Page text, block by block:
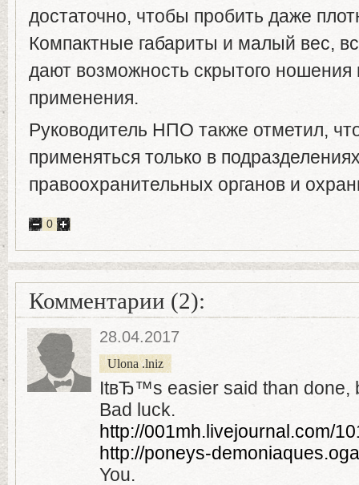
достаточно, чтобы пробить даже
Компактные габариты и малый вес,
дают возможность скрытого ношения
применения.
Руководитель НПО также отметил,
применяться только в
правоохранительных органов и
0
Комментарии (2):
28.04.2017
Ulona .lniz
ItвЂ™s easier said than
Bad luck.
http://001mh.livejournal.com/
http://poneys-
You.